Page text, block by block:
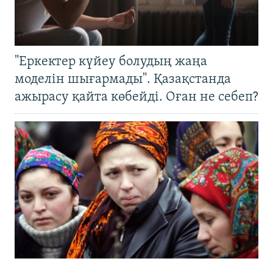
"Еркектер күйеу болудың жаңа
моделін шығармады". Қазақстанда
ажырасу қайта көбейді. Оған не себеп?